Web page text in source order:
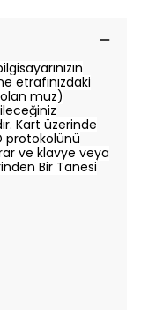
etrafınızdaki
muz)
Kart üzerinde
protokolünü
ve klavye veya
Bir Tanesi